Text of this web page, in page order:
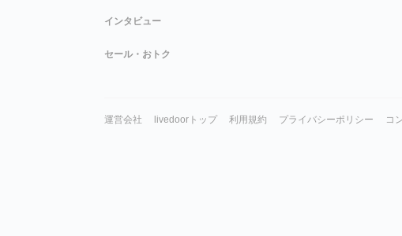
インタビュー
セール・おトク
運営会社 livedoorトップ 利用規約 プライバシーポリシー コ